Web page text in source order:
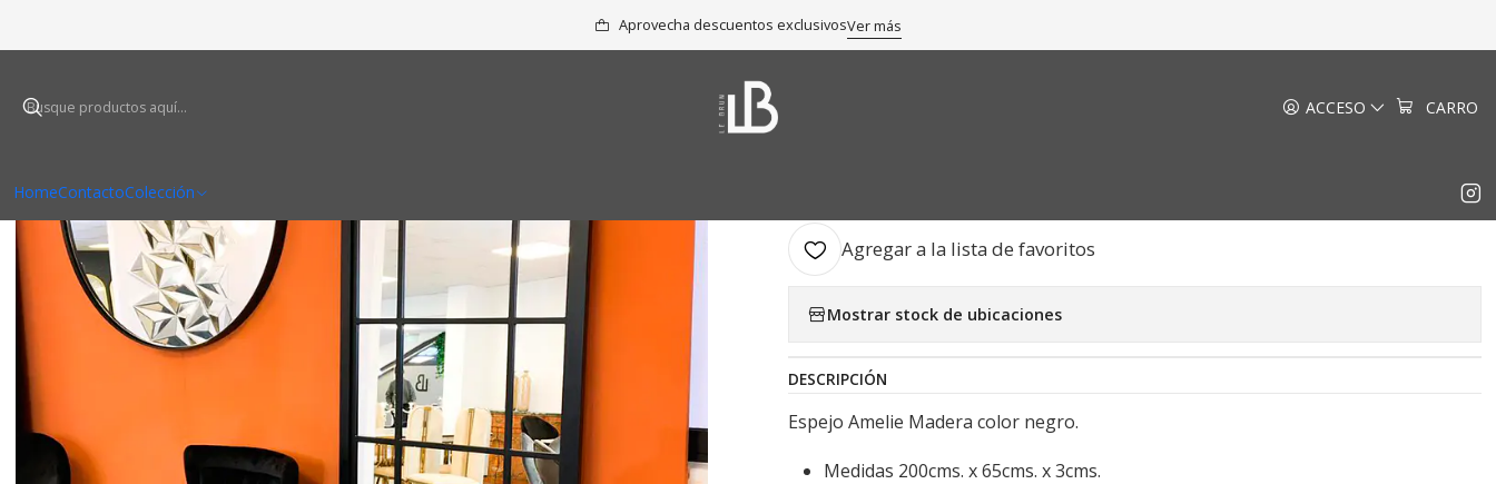
ACCESO CARRO
HomeContactoColección
Aprovecha descuentos exclusivosVer más
Inicio Colección Espejos Espejo Amelie Negro
Agregar a la lista de favoritos
Mostrar stock de ubicaciones
DESCRIPCIÓN
Espejo Amelie Madera color negro.
Medidas 200cms. x 65cms. x 3cms.